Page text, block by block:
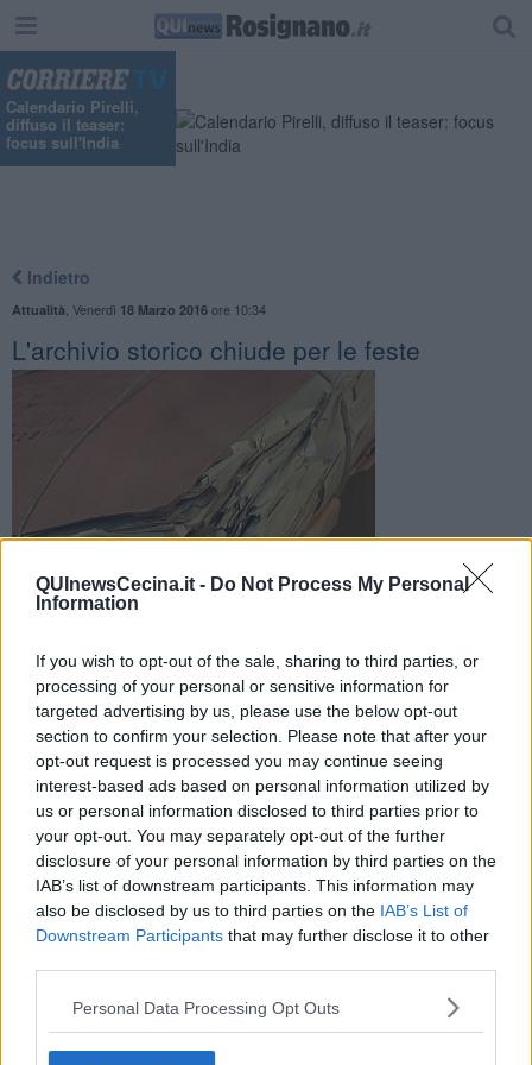
QUInewsCecina.it - Do Not Process My Personal
Information
If you wish to opt-out of the sale, sharing to third parties, or
processing of your personal or sensitive information for
targeted advertising by us, please use the below opt-out
section to confirm your selection. Please note that after your
opt-out request is processed you may continue seeing
interest-based ads based on personal information utilized by
us or personal information disclosed to third parties prior to
your opt-out. You may separately opt-out of the further
disclosure of your personal information by third parties on the
IAB’s list of downstream participants. This information may
also be disclosed by us to third parties on the IAB’s List of
Downstream Participants that may further disclose it to other
Personal Data Processing Opt Outs
Calendario Pirelli,
diffuso il teaser:
focus sull'India
Indietro
Attualità Venerdì 18 Marzo 2016ore 10:34
L'archivio storico chiude per le feste
L'archivio chiude per le feste
Per le festività pasquali il locale resterà chiuso al pubblico. La
cooperativa informa sulle date. Ecco quali sono
ROSIGNANO M.MO —La Cooperativa sociale Microstoria avvisa
che l’Archivio storico sarà chiuso durante le festività di Pasqua, nei
giorni di martedì 22 e giovedì 24 marzo